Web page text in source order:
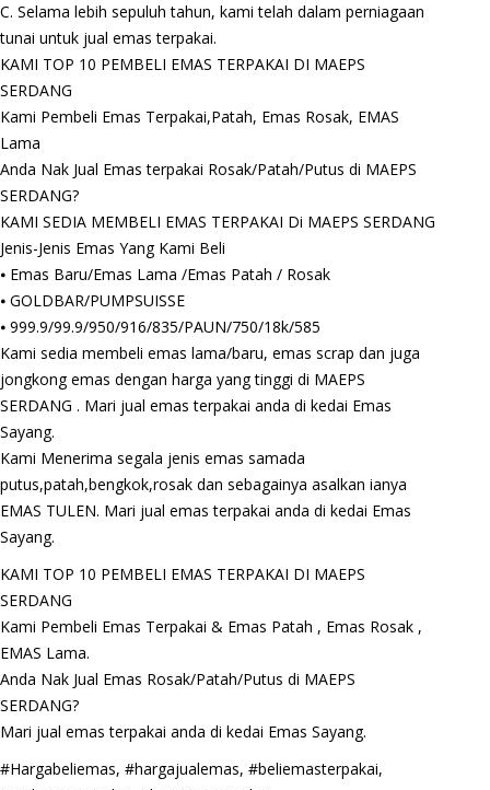
C. Selama lebih sepuluh tahun, kami telah dalam perniagaan
tunai untuk jual emas terpakai.
KAMI TOP 10 PEMBELI EMAS TERPAKAI DI MAEPS
SERDANG
Kami Pembeli Emas Terpakai,Patah, Emas Rosak, EMAS
Lama
Anda Nak Jual Emas terpakai Rosak/Patah/Putus di MAEPS
SERDANG?
KAMI SEDIA MEMBELI EMAS TERPAKAI Di MAEPS SERDANG
Jenis-Jenis Emas Yang Kami Beli
⦁ Emas Baru/Emas Lama /Emas Patah / Rosak
⦁ GOLDBAR/PUMPSUISSE
⦁ 999.9/99.9/950/916/835/PAUN/750/18k/585
Kami sedia membeli emas lama/baru, emas scrap dan juga
jongkong emas dengan harga yang tinggi di MAEPS
SERDANG . Mari jual emas terpakai anda di kedai Emas
Sayang.
Kami Menerima segala jenis emas samada
putus,patah,bengkok,rosak dan sebagainya asalkan ianya
EMAS TULEN. Mari jual emas terpakai anda di kedai Emas
Sayang.
KAMI TOP 10 PEMBELI EMAS TERPAKAI DI MAEPS
SERDANG
Kami Pembeli Emas Terpakai & Emas Patah , Emas Rosak ,
EMAS Lama.
Anda Nak Jual Emas Rosak/Patah/Putus di MAEPS
SERDANG?
Mari jual emas terpakai anda di kedai Emas Sayang.
#Hargabeliemas, #hargajualemas, #beliemasterpakai,